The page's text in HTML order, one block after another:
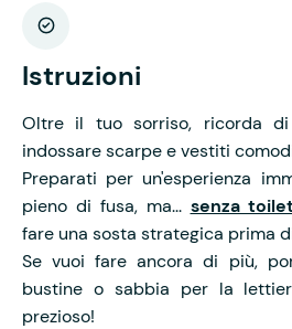
Istruzioni
Oltre il tuo sorriso, ricorda
indossare scarpe e vestiti
Preparati per un'esperienza
pieno di fusa, ma... senza
fare una sosta strategica prima
Se vuoi fare ancora di più,
bustine o sabbia per la
prezioso!